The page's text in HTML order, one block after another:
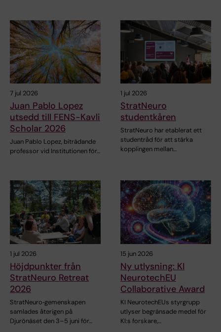
7 jul 2026
Juan Pablo Lopez
utsedd till FENS-Kavli
Scholar 2026
Juan Pablo Lopez, biträdande
professor vid Institutionen för…
1 jul 2026
StratNeuro
studentkåren
StratNeuro har etablerat ett
studentråd för att stärka
kopplingen mellan…
1 jul 2026
Höjdpunkter från
StratNeuro Retreat
2026
StratNeuro‑gemenskapen
samlades återigen på
Djurönäset den 3–5 juni för…
15 jun 2026
Ny utlysning: KI
NeurotechEU
Collaborative Award
KI NeurotechEUs styrgrupp
utlyser begränsade medel för
KI:s forskare,…